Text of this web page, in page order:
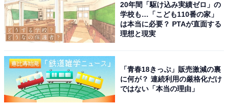
20年間「駆け込み実績ゼロ」の
学校も…「こども110番の家」
は本当に必要？ PTAが直面する
理想と現実
「青春18きっぷ」販売激減の裏
に何が？ 連続利用の厳格化だけ
ではない「本当の理由」